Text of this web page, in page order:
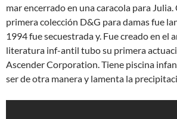
mar encerrado en una caracola para
primera colección D&G para damas fue
1994 fue secuestrada y. Fue creado en el
literatura inf-antil tubo su primera
Ascender Corporation. Tiene piscina
ser de otra manera y lamenta la